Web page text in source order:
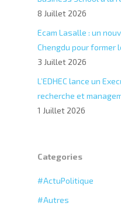
8 Juillet 2026
Ecam Lasalle : un
Chengdu pour former
3 Juillet 2026
L’EDHEC lance un
recherche et
1 Juillet 2026
Categories
#ActuPolitique
#Autres